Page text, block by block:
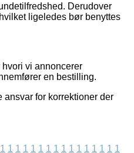
Derudover
ligeledes bør benyttes
vi annoncerer
en bestilling.
for korrektioner der
1 1 1 1 1 1 1 1 1 1 1 1 1 1 1 1